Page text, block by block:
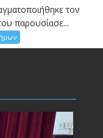
τον
παρουσίασε...